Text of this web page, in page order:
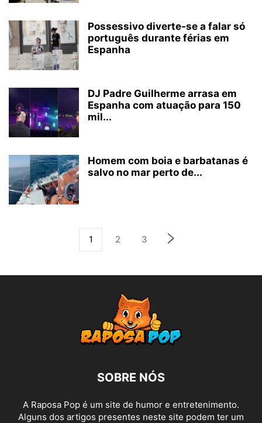
Possessivo diverte-se a falar só
português durante férias em
Espanha
DJ Padre Guilherme arrasa em
Espanha com atuação para 150
mil...
Homem com boia e barbatanas é
salvo no mar perto de...
1 2 3
SOBRE NÓS
A Raposa Pop é um site de humor e entretenimento.
Alguns dos artigos presentes neste site podem ter um